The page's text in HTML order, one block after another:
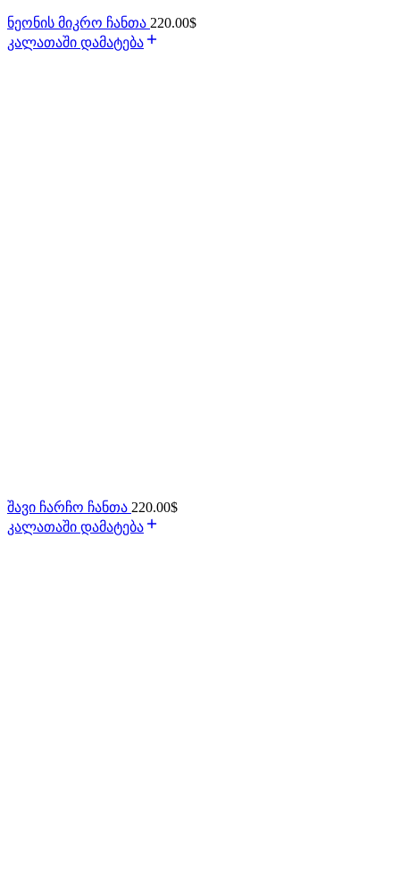
ნეონის მიკრო ჩანთა 220.00$
კალათაში დამატება
შავი ჩარჩო ჩანთა 220.00$
კალათაში დამატება